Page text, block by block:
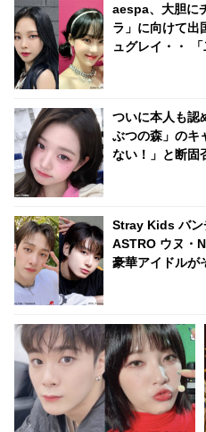
aespa、大胆に
ラ」に向けて出
ュグレイ・・
ついに本人も認
ぶつの森」のキ
ない！」と断固
Stray Kids バン
ASTRO ウヌ・
豪華アイドルが